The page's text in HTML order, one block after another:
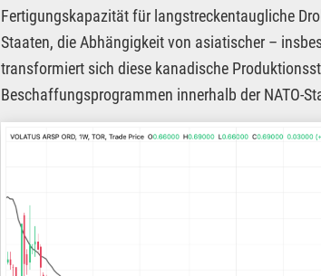
Fertigungskapazität für langstreckentaugliche
Staaten, die Abhängigkeit von asiatischer –
transformiert sich diese kanadische
Beschaffungsprogrammen innerhalb der NATO-